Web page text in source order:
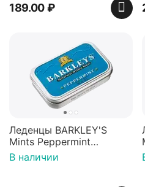
189.00₽
Леденцы BARKLEY'S
Mints Peppermint
перечная мята 50г,
Нидерланды
В наличии